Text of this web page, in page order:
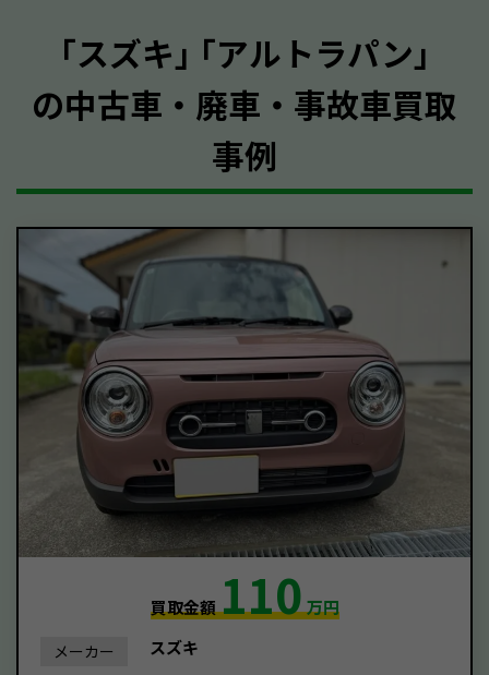
｢スズキ｣ ｢アルトラパン｣
の中古車・廃車・事故車買取
事例
買取金額110万円
メーカー スズキ